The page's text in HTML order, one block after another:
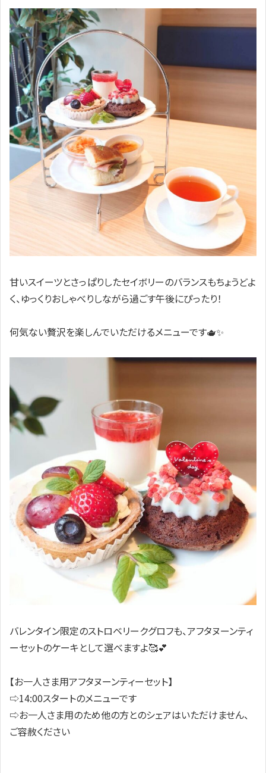
甘いスイーツとさっぱりしたセイボリーのバランスもちょうどよ
く、ゆっくりおしゃべりしながら過ごす午後にぴったり！
何気ない贅沢を楽しんでいただけるメニューです🫖✨
バレンタイン限定のストロベリークグロフも、アフタヌーンティ
ーセットのケーキとして選べますよ🥰💕
【お一人さま用アフタヌーンティーセット】
⇨14:00スタートのメニューです
⇨お一人さま用のため他の方とのシェアはいただけません、
ご容赦ください